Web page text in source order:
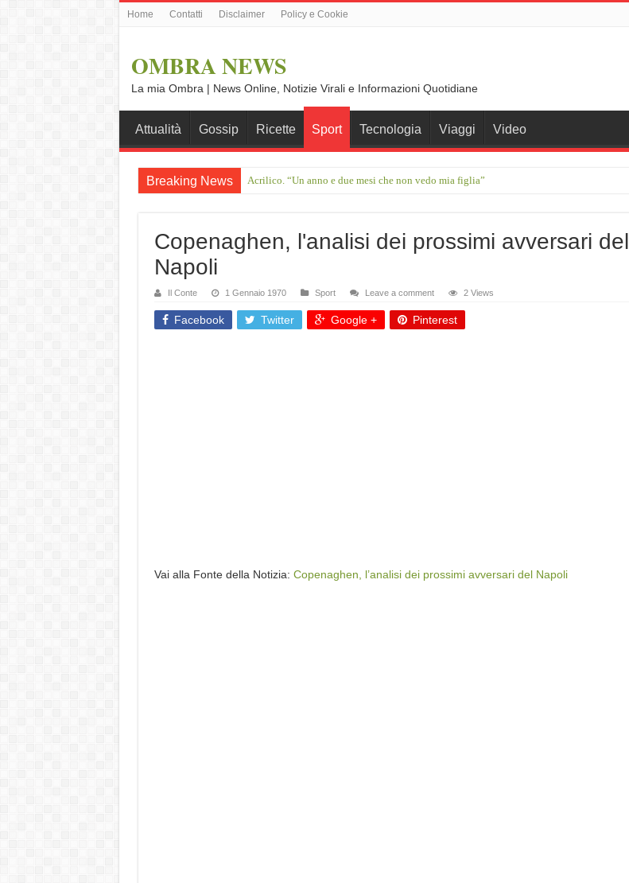
Home Contatti Disclaimer Policy e Cookie
OMBRA NEWS
La mia Ombra | News Online, Notizie Virali e Informazioni Quotidiane
Attualità Gossip Ricette Sport Tecnologia Viaggi Video
Breaking News Acrilico. “Un anno e due mesi che non vedo mia figlia”
Francesco Guccini, il gigante che ha trasformato le parole in memoria
Copenaghen, l'analisi dei prossimi avversari del
Napoli
Il Conte 1 Gennaio 1970 Sport Leave a comment 2 Views
Facebook Twitter Google + Pinterest
Vai alla Fonte della Notizia: Copenaghen, l’analisi dei prossimi avversari del Napoli